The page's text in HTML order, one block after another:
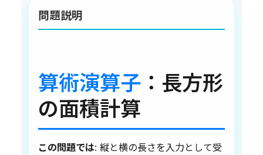
問題説明
算術演算子 ：長方形
の面積計算
この問題では: 縦と横の長さを入力として受